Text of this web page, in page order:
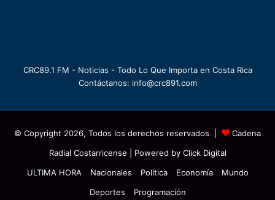
CRC89.1 FM - Noticias - Todo Lo Que Importa en Costa Rica
Contáctanos: info@crc891.com
© Copyright 2026, Todos los derechos reservados |
Cadena
Radial Costarricense | Powered by Click Digital
ULTIMA HORA
Nacionales Política Economía
Mundo
Deportes
Programación